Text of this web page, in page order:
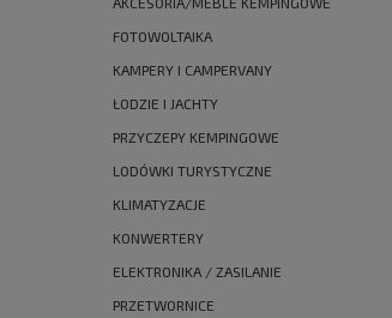
FOTOWOLTAIKA
KAMPERY I CAMPERVANY
ŁODZIE I JACHTY
PRZYCZEPY KEMPINGOWE
LODÓWKI TURYSTYCZNE
KLIMATYZACJE
KONWERTERY
ELEKTRONIKA / ZASILANIE
PRZETWORNICE